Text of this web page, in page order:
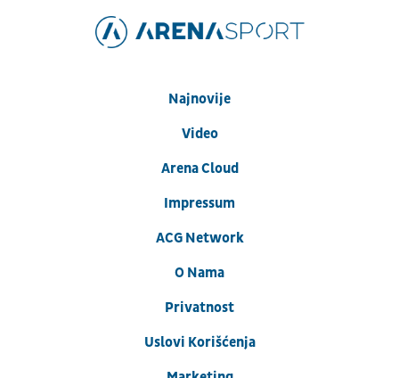
Najnovije
Video
Arena Cloud
Impressum
ACG Network
O Nama
Privatnost
Uslovi Korišćenja